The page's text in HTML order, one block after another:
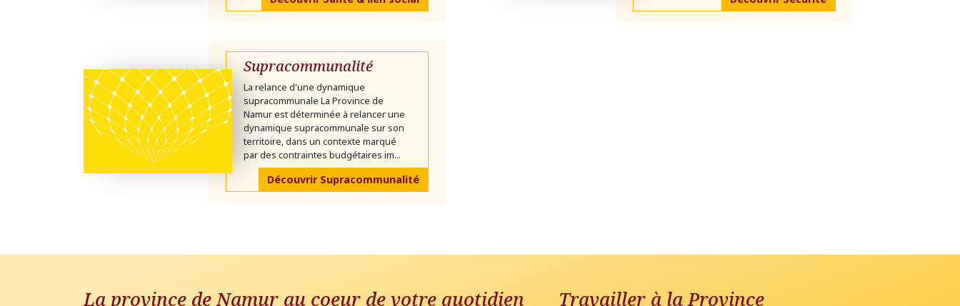
Supracommunalité
La relance d'une dynamique
supracommunale La Province de
Namur est déterminée à relancer une
dynamique supracommunale sur son
territoire, dans un contexte marqué
par des contraintes budgétaires im...
Découvrir Supracommunalité
La province de Namur au coeur de votre quotidien Travailler à la Province